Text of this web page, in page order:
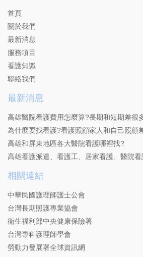
首頁
關於我們
最新消息
服務項目
看護知識
聯絡我們
最新消息
高雄醫院看護費用怎麼算?長期和短期差很
為什麼要找看護?看護照顧家人和自己照顧
高雄和屏東地區各大醫院看護哪裡找?
高雄看護派遣、看護工、居家看護、醫院
相關連結
中華民國護理師護士公會
台灣長期照護專業協會
衛生福利部中央健康保險署
台灣專科護理師學會
勞動力發展署全球資訊網